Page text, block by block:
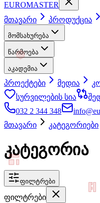
EUROMASTER
მთავარი
პროდუქცია
მომსახურება
წარმოება
აკადემია
პროექტები მედია
სურვილების სია
032 2 344 348
მთავარი
კატეგორიები
კატეგორია
ფილტრები
ფილტრები